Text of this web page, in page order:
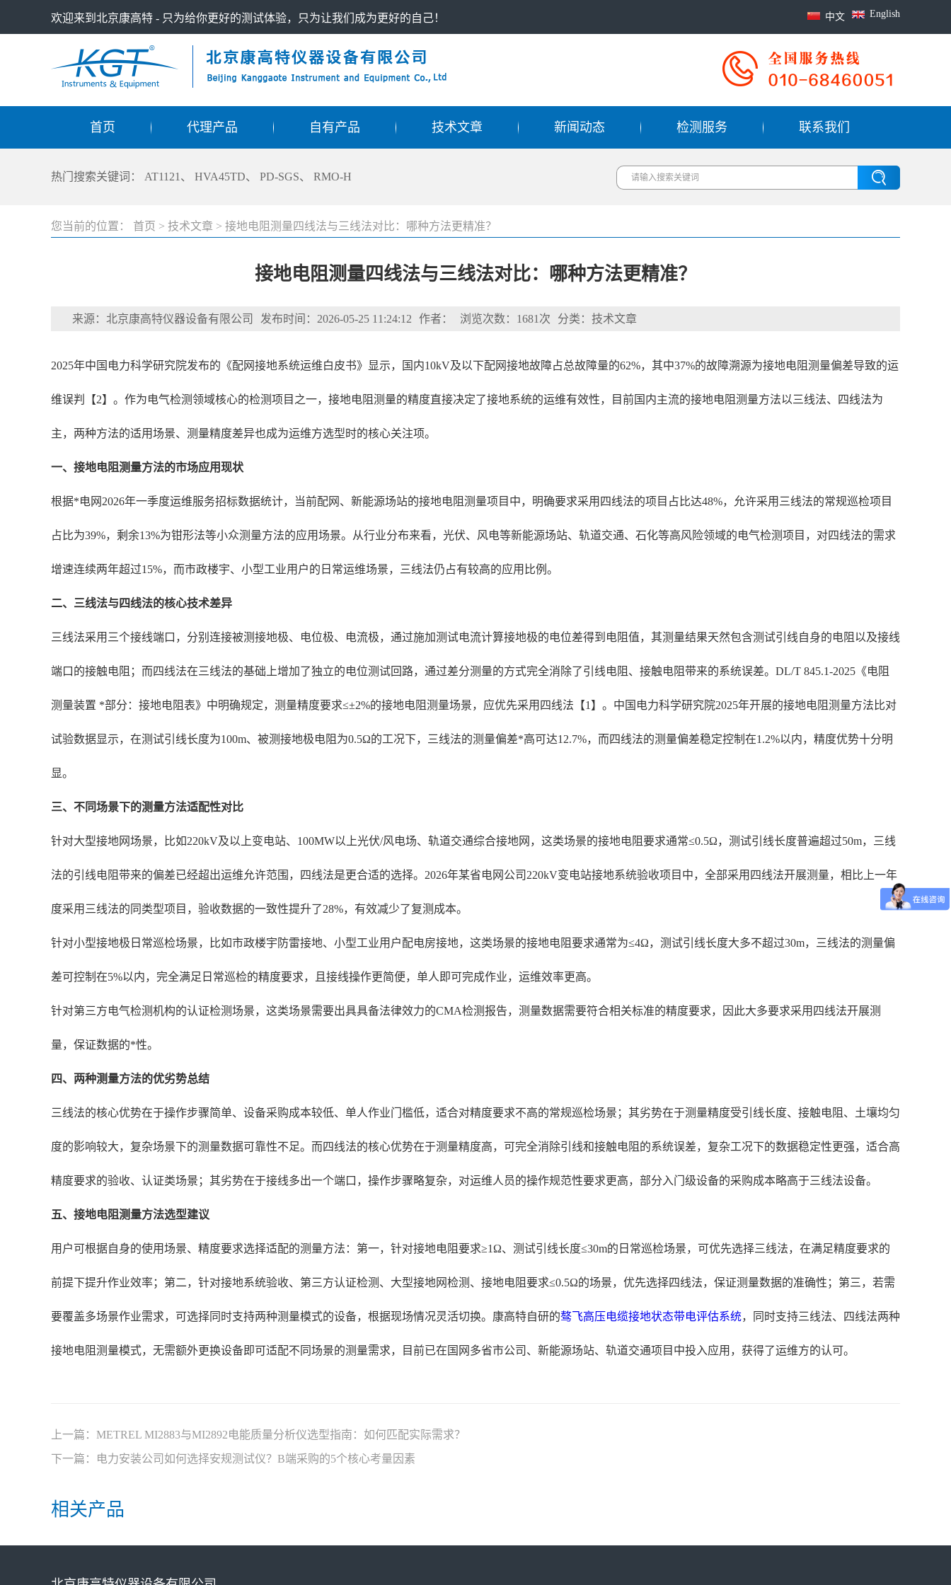
欢迎来到北京康高特 - 只为给你更好的测试体验，只为让我们成为更好的自己！ English
中文
首页 代理产品 自有产品 技术文章 新闻动态 检测服务 联系我们
热门搜索关键词： AT1121 、 HVA45TD、 PD-SGS、 RMO-H
您当前的位置： 首页 > 技术文章 > 接地电阻测量四线法与三线法对比：哪种方法更精准？
接地电阻测量四线法与三线法对比：哪种方法更精准？
来源：北京康高特仪器设备有限公司 发布时间：2026-05-25 11:24:12 作者： 浏览次数：1681次 分类：技术文章
2025年中国电力科学研究院发布的《配网接地系统运维白皮书》显示，国内10kV及以下配网接地故障占总故障量的62%，其中37%的故障溯源为接地电阻测量偏差导致的运
维误判【2】。作为电气检测领域核心的检测项目之一，接地电阻测量的精度直接决定了接地系统的运维有效性，目前国内主流的接地电阻测量方法以三线法、四线法为
主，两种方法的适用场景、测量精度差异也成为运维方选型时的核心关注项。
一、接地电阻测量方法的市场应用现状
根据*电网2026年一季度运维服务招标数据统计，当前配网、新能源场站的接地电阻测量项目中，明确要求采用四线法的项目占比达48%，允许采用三线法的常规巡检项目
占比为39%，剩余13%为钳形法等小众测量方法的应用场景。从行业分布来看，光伏、风电等新能源场站、轨道交通、石化等高风险领域的电气检测项目，对四线法的需求
增速连续两年超过15%，而市政楼宇、小型工业用户的日常运维场景，三线法仍占有较高的应用比例。
二、三线法与四线法的核心技术差异
三线法采用三个接线端口，分别连接被测接地极、电位极、电流极，通过施加测试电流计算接地极的电位差得到电阻值，其测量结果天然包含测试引线自身的电阻以及接线
端口的接触电阻；而四线法在三线法的基础上增加了独立的电位测试回路，通过差分测量的方式完全消除了引线电阻、接触电阻带来的系统误差。DL/T 845.1-2025《电阻
测量装置 *部分：接地电阻表》中明确规定，测量精度要求≤±2%的接地电阻测量场景，应优先采用四线法【1】。中国电力科学研究院2025年开展的接地电阻测量方法比对
试验数据显示，在测试引线长度为100m、被测接地极电阻为0.5Ω的工况下，三线法的测量偏差*高可达12.7%，而四线法的测量偏差稳定控制在1.2%以内，精度优势十分明
显。
三、不同场景下的测量方法适配性对比
针对大型接地网场景，比如220kV及以上变电站、100MW以上光伏/风电场、轨道交通综合接地网，这类场景的接地电阻要求通常≤0.5Ω，测试引线长度普遍超过50m，三线
法的引线电阻带来的偏差已经超出运维允许范围，四线法是更合适的选择。2026年某省电网公司220kV变电站接地系统验收项目中，全部采用四线法开展测量，相比上一年
度采用三线法的同类型项目，验收数据的一致性提升了28%，有效减少了复测成本。
针对小型接地极日常巡检场景，比如市政楼宇防雷接地、小型工业用户配电房接地，这类场景的接地电阻要求通常为≤4Ω，测试引线长度大多不超过30m，三线法的测量偏
差可控制在5%以内，完全满足日常巡检的精度要求，且接线操作更简便，单人即可完成作业，运维效率更高。
针对第三方电气检测机构的认证检测场景，这类场景需要出具具备法律效力的CMA检测报告，测量数据需要符合相关标准的精度要求，因此大多要求采用四线法开展测
量，保证数据的*性。
四、两种测量方法的优劣势总结
三线法的核心优势在于操作步骤简单、设备采购成本较低、单人作业门槛低，适合对精度要求不高的常规巡检场景；其劣势在于测量精度受引线长度、接触电阻、土壤均匀
度的影响较大，复杂场景下的测量数据可靠性不足。而四线法的核心优势在于测量精度高，可完全消除引线和接触电阻的系统误差，复杂工况下的数据稳定性更强，适合高
精度要求的验收、认证类场景；其劣势在于接线多出一个端口，操作步骤略复杂，对运维人员的操作规范性要求更高，部分入门级设备的采购成本略高于三线法设备。
五、接地电阻测量方法选型建议
用户可根据自身的使用场景、精度要求选择适配的测量方法：第一，针对接地电阻要求≥1Ω、测试引线长度≤30m的日常巡检场景，可优先选择三线法，在满足精度要求的
前提下提升作业效率；第二，针对接地系统验收、第三方认证检测、大型接地网检测、接地电阻要求≤0.5Ω的场景，优先选择四线法，保证测量数据的准确性；第三，若需
要覆盖多场景作业需求，可选择同时支持两种测量模式的设备，根据现场情况灵活切换。康高特自研的骜飞高压电缆接地状态带电评估系统，同时支持三线法、四线法两种
接地电阻测量模式，无需额外更换设备即可适配不同场景的测量需求，目前已在国网多省市公司、新能源场站、轨道交通项目中投入应用，获得了运维方的认可。
上一篇： METREL MI2883与MI2892电能质量分析仪选型指南：如何匹配实际需求？
下一篇：
电力安装公司如何选择安规测试仪？B端采购的5个核心考量因素
相关产品